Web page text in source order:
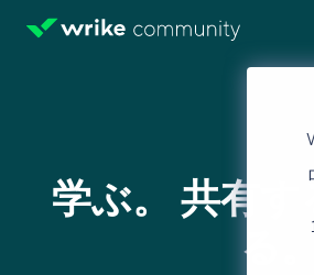
学ぶ。 共有
る